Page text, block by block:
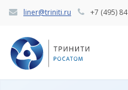
liner@triniti.ru +7 (495)